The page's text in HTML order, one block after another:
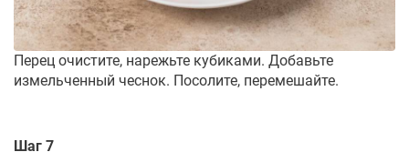
Перец очистите, нарежьте кубиками. Добавьте
измельченный чеснок. Посолите, перемешайте.
Шаг 7